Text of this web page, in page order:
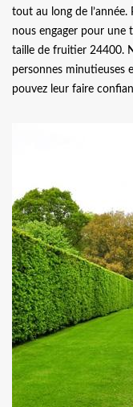
tout au long de
nous engager pour une
taille de fruitier 24400.
personnes minutieuses
pouvez leur faire